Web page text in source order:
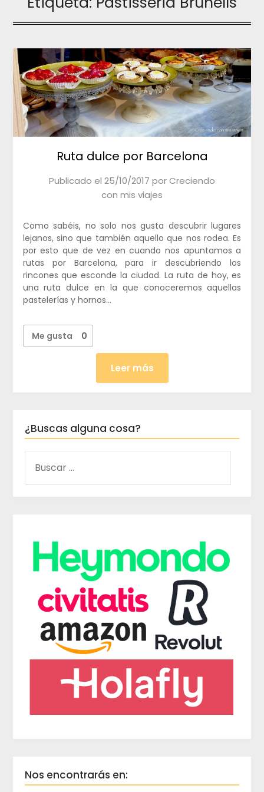
Ruta dulce por Barcelona
Publicado el 25/10/2017 porCreciendo
con mis viajes
Como sabéis, no solo nos gusta descubrir lugares
lejanos, sino que también aquello que nos rodea. Es
por esto que de vez en cuando nos apuntamos a
rutas por Barcelona, para ir descubriendo los
rincones que esconde la ciudad. La ruta de hoy, es
una ruta dulce en la que conoceremos aquellas
pastelerías y hornos…
Me gusta 0
Leer más
¿Buscas alguna cosa?
Nos encontrarás en: